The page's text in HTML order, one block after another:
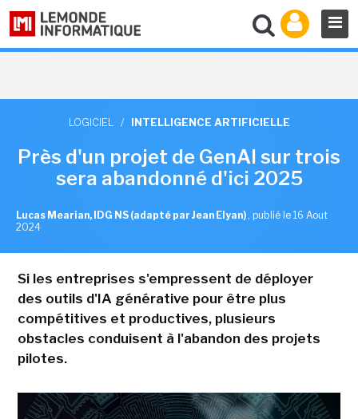
LOGICIEL / INTELLIGENCE ARTIFICIELLE
Près d'un projet de GenAI sur trois
sera abandonné d'ici 2025
Lucas Mearian, IDG NS (adapté par Jean Elyan) , publié le 16 Aout
2024
Si les entreprises s'empressent de déployer
des outils d'IA générative pour être plus
compétitives et productives, plusieurs
obstacles conduisent à l'abandon des projets
pilotes.